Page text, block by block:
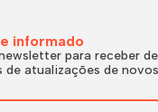
informado
para receber
de atualizações de